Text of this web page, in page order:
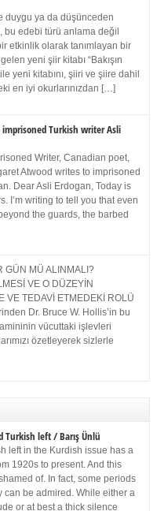
duygu ya da düşünceden
bu edebi türü anlama değil
etkinlik olarak tanımlayan bir
yeni şiir kitabı “Bakışın
yeni kitabını, şiiri ve şiire dahil
en iyi okurlarınızdan […]
Turkish writer Asli
Writer, Canadian poet,
Atwood writes to imprisoned
Dear Asli Erdogan, Today is
I’m writing to tell you that even
the guards, the barbed
GÜN MÜ ALINMALI?
VE O DÜZEYİN
VE TEDAVİ ETMEDEKİ ROLÜ
Dr. Bruce W. Hollis’in bu
vücuttaki işlevleri
özetleyerek sizlerle
Turkish left / Barış Ünlü
left in the Kurdish issue has a
1920s to present. And this
of. In fact, some periods
can be admired. While either a
or at best a thick silence